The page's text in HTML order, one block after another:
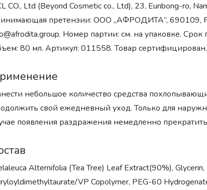
CO., Ltd (Beyond Cosmetic co., Ltd), 23, Eunbong-ro,
претензии: ООО „АФРОДИТА”, 690109,
Номер партии: см. на упаковке.
80 мл. Артикул: 011558. Товар сертифицирован.
небольшое количество средства
свой ежедневный уход. Только для
появления раздражения немедленно
Alternifolia (Tea Tree) Leaf Extract(90%),
VP Copolymer, PEG-60